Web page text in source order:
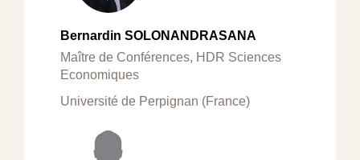
Bernardin SOLONANDRASANA
Maître de Conférences, HDR Sciences
Economiques
Université de Perpignan (France)